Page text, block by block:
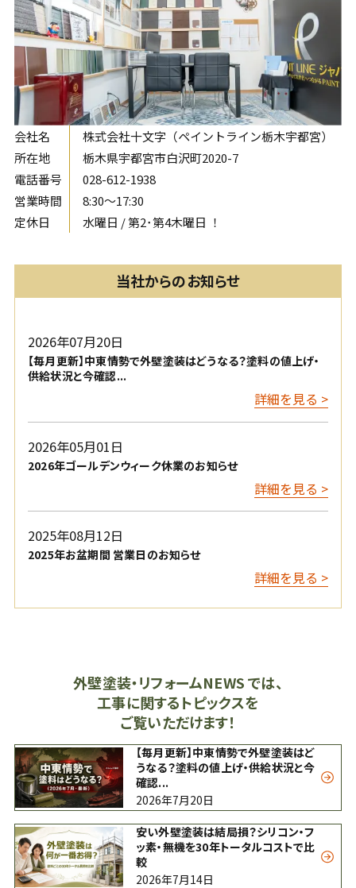
会社名
株式会社十文字（ペイントライン栃木宇都宮）
所在地
栃木県宇都宮市白沢町2020-7
電話番号
028-612-1938
営業時間
8:30〜17:30
定休日
水曜日 / 第2･第4木曜日 ！
当社からのお知らせ
2026年07月20日
【毎月更新】中東情勢で外壁塗装はどうなる？塗料の値上げ・
供給状況と今確認...
詳細を見る >
2026年05月01日
2026年ゴールデンウィーク休業のお知らせ
詳細を見る >
2025年08月12日
2025年お盆期間 営業日のお知らせ
詳細を見る >
外壁塗装・リフォームNEWS では、
工事に関するトピックスを
ご覧いただけます！
【毎月更新】中東情勢で外壁塗装はど
うなる？塗料の値上げ・供給状況と今
確認...
2026年7月20日
安い外壁塗装は結局損？シリコン・フ
ッ素・無機を30年トータルコストで比
較
2026年7月14日